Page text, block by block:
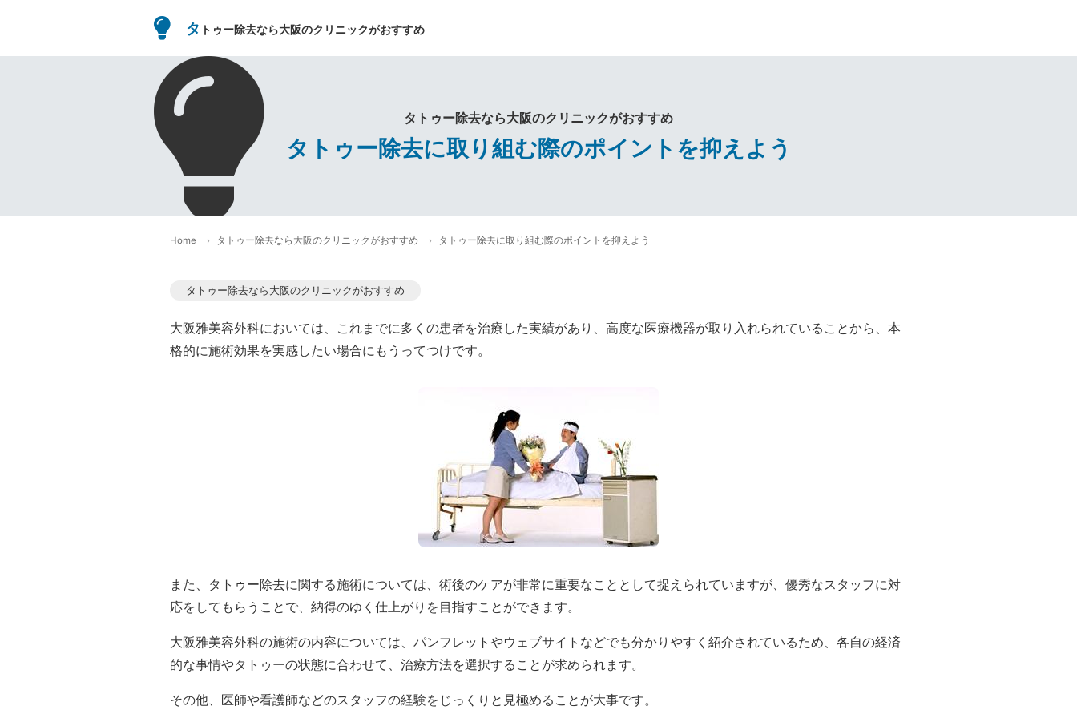
タ トゥー除去なら大阪のクリニックがおすすめ
タトゥー除去なら大阪のクリニックがおすすめ
タトゥー除去に取り組む際のポイントを抑えよう
Home タトゥー除去なら大阪のクリニックがおすすめ タトゥー除去に取り組む際のポイントを抑えよう
タトゥー除去なら大阪のクリニックがおすすめ
大阪雅美容外科においては、これまでに多くの患者を治療した実績があり、高度な医療機器が取り入れられていることから、本
格的に施術効果を実感したい場合にもうってつけです。
また、タトゥー除去に関する施術については、術後のケアが非常に重要なこととして捉えられていますが、優秀なスタッフに対
応をしてもらうことで、納得のゆく仕上がりを目指すことができます。
大阪雅美容外科の施術の内容については、パンフレットやウェブサイトなどでも分かりやすく紹介されているため、各自の経済
的な事情やタトゥーの状態に合わせて、治療方法を選択することが求められます。
その他、医師や看護師などのスタッフの経験をじっくりと見極めることが大事です。